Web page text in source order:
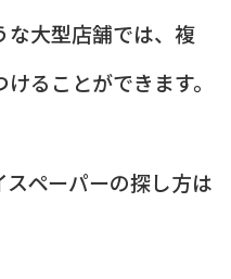
な大型店舗では、複
ることができます。
ペーパーの探し方は